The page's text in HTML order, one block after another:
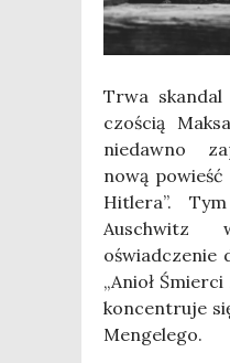
Trwa
czo­ścią
nie­daw­no
nową powieść
Hitle­ra”.
Auschwitz
oświad­cze­nie
„Anioł
kon­cen­tru­je
Men­ge­le­go.